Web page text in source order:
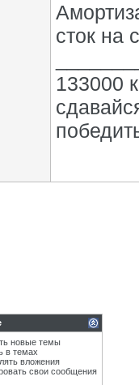
сток на
133000
новые темы
в темах
вложения
свои сообщения